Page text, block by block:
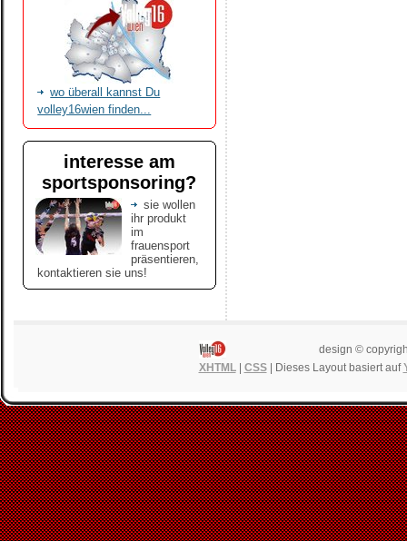
wo überall kannst Du
volley16wien finden...
interesse am
sportsponsoring?
sie wollen
ihr produkt
im
frauensport
präsentieren,
kontaktieren sie uns!
design ©
XHTML| CSS| Dieses Layout basiert auf